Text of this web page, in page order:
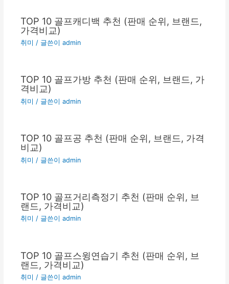
TOP 10 골프캐디백 추천 (판매 순위, 브랜드,
가격비교)
취미 / 글쓴이admin
TOP 10 골프가방 추천 (판매 순위, 브랜드, 가
격비교)
취미 / 글쓴이admin
TOP 10 골프공 추천 (판매 순위, 브랜드, 가격
비교)
취미 / 글쓴이admin
TOP 10 골프거리측정기 추천 (판매 순위, 브
랜드, 가격비교)
취미 / 글쓴이admin
TOP 10 골프스윙연습기 추천 (판매 순위, 브
랜드, 가격비교)
취미 / 글쓴이admin